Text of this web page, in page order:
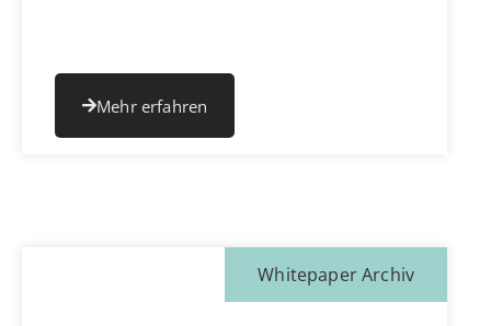
Mehr erfahren
Whitepaper Archiv